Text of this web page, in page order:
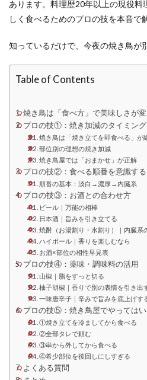
あります。料理歴20年以上の現役
しく食べるためのプロの技を本音で
知っているだけで、今夜の焼き鳥が
Table of Contents
焼き鳥は「食べ方」で美味しさが
プロの技①：焼き加減のタイミン
焼き鳥は「焼き立てを即食べる」が
部位別の理想の焼き加減
焼き鳥屋では「おまかせ」が正解
プロの技②：食べる順番を意識する
順番の基本：淡白→濃厚→内臓系
プロの技③：お酒との合わせ方
ビール｜万能の相棒
日本酒｜旨みを引き立てる
焼酎（お湯割り・水割り）｜内臓系
ハイボール｜香りを楽しむなら
お酒×部位の相性早見表
プロの技④：薬味・調味料の活用
山椒｜脂をすっと切る
柚子胡椒｜香りで別の表情を引き出
一味唐辛子｜辛みで旨みを底上げす
プロの技⑤：焼き鳥屋でやってはい
①焼き立てを冷ましてから食べる
②全部タレで頼む
③串から外してから食べる
④希少部位を後回しにしすぎる
よくある質問